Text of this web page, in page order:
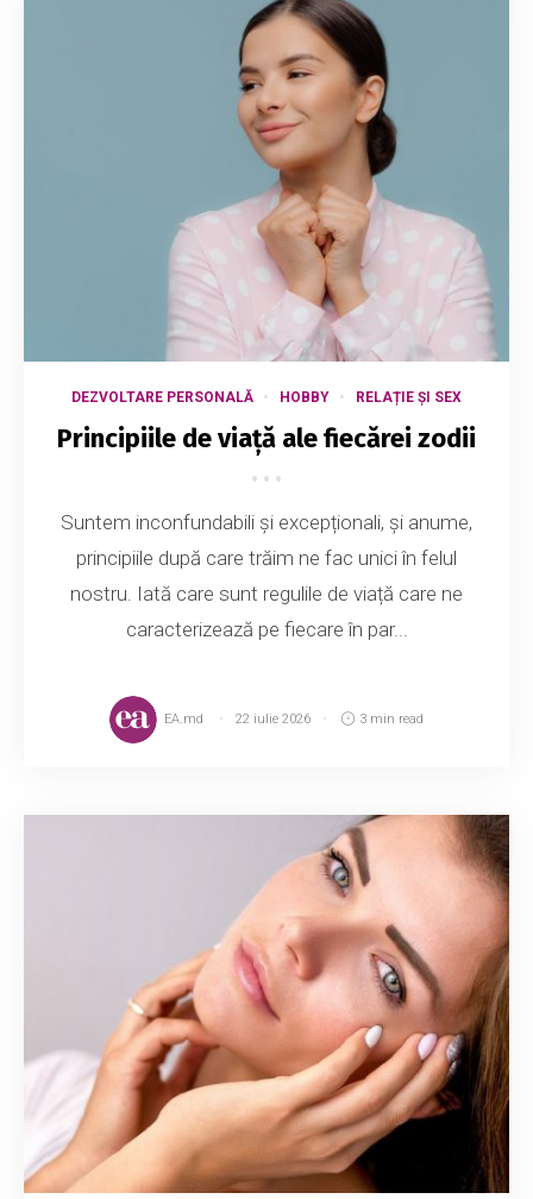
DEZVOLTARE PERSONALĂ HOBBY RELAȚIE ȘI SEX
Principiile de viață ale fiecărei zodii
Suntem inconfundabili și excepționali, și anume,
principiile după care trăim ne fac unici în felul
nostru. Iată care sunt regulile de viață care ne
caracterizează pe fiecare în par...
EA.md 22 iulie 2026 3 min read